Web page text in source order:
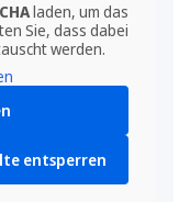
laden, um das
Sie, dass dabei
werden.
entsperren